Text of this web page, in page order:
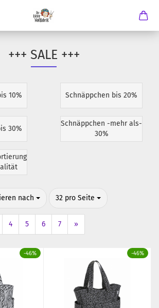
+++ SALE +++
10% Schnäppchen bis 20%
30%
Schnäppchen -mehr als-
30%
nach
nach 32 pro Seite
pro Seite
4 5 6 7 »
-46% -46%